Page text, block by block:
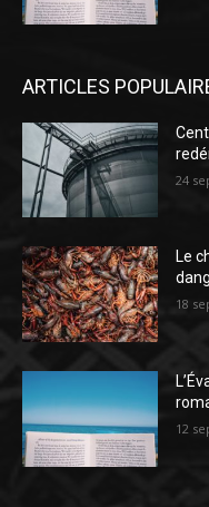
ARTICLES
24
Le
18
12